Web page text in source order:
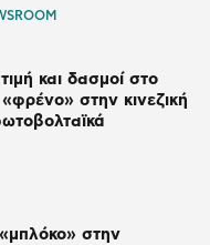
και δασμοί στο
«φρένο» στην κινεζική
στην